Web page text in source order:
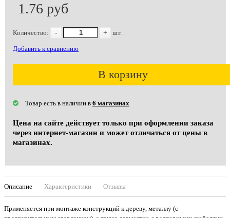
1.76 руб
Количество: - + шт.
Добавить к сравнению
В корзину
Товар есть в наличии в 6 магазинах
Цена на сайте действует только при оформлении заказа
через интернет-магазин и может отличаться от цены в
магазинах.
Описание Характеристики Отзывы
Применяется при монтаже конструкций к дереву, металлу (с